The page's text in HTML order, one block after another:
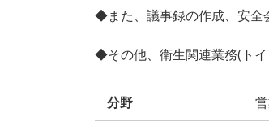
◆また、議事録の作成、安全
◆その他、衛生関連業務(ト
分野